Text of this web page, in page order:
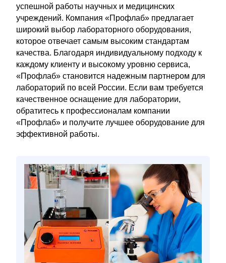
успешной работы научных и медицинских
учреждений. Компания «Профлаб» предлагает
широкий выбор лабораторного оборудования,
которое отвечает самым высоким стандартам
качества. Благодаря индивидуальному подходу к
каждому клиенту и высокому уровню сервиса,
«Профлаб» становится надежным партнером для
лабораторий по всей России. Если вам требуется
качественное оснащение для лаборатории,
обратитесь к профессионалам компании
«Профлаб» и получите лучшее оборудование для
эффективной работы.